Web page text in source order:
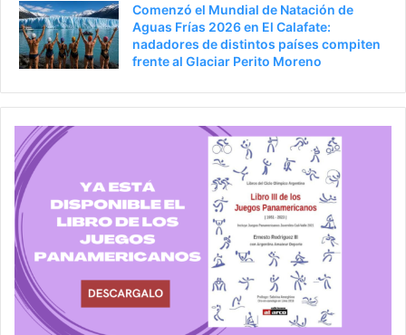
Comenzó el Mundial de Natación de
Aguas Frías 2026 en El Calafate:
nadadores de distintos países compiten
frente al Glaciar Perito Moreno